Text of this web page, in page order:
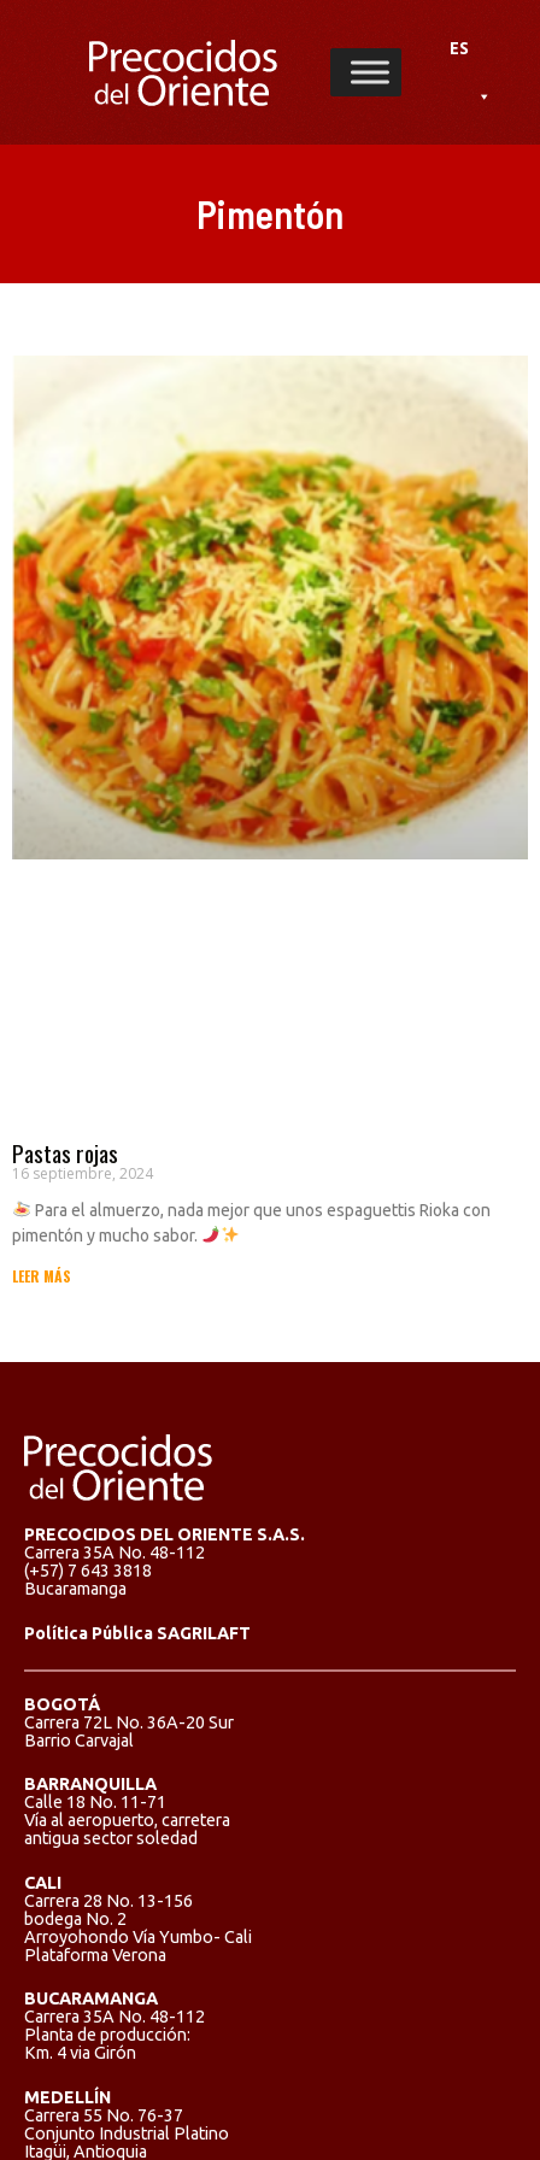
ES
Pimentón
Pastas rojas
16 septiembre, 2024
Para el almuerzo, nada mejor que unos espaguettis Rioka con
pimentón y mucho sabor.
LEER MÁS
PRECOCIDOS DEL ORIENTE S.A.S.
Carrera 35A No. 48-112
(+57) 7 643 3818
Bucaramanga
Política Pública SAGRILAFT
BOGOTÁ
Carrera 72L No. 36A-20 Sur
Barrio Carvajal
BARRANQUILLA
Calle 18 No. 11-71
Vía al aeropuerto, carretera
antigua sector soledad
CALI
Carrera 28 No. 13-156
bodega No. 2
Arroyohondo Vía Yumbo- Cali
Plataforma Verona
BUCARAMANGA
Carrera 35A No. 48-112
Planta de producción:
Km. 4 via Girón
MEDELLÍN
Carrera 55 No. 76-37
Conjunto Industrial Platino
Itagüi, Antioquia